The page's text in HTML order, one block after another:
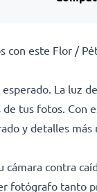
este Flor /
La luz
tus fotos. Con
y detalles
contra
fotógrafo tanto